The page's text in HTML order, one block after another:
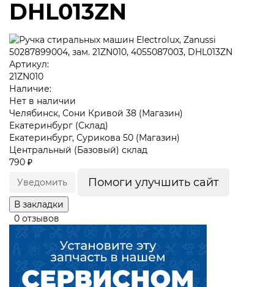
DHL013ZN
Артикул:
21ZN010
Наличие:
Нет в наличии
Челябинск, Сони Кривой 38 (Магазин)
Екатеринбург (Склад)
Екатеринбург, Сурикова 50 (Магазин)
Центральный (Базовый) склад
790 ₽
Уведомить
Помоги улучшить сайт
В закладки
0 отзывов